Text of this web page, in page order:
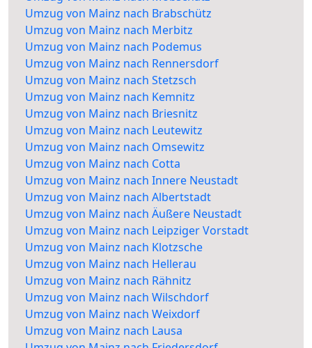
Umzug von Mainz nach Brabschütz
Umzug von Mainz nach Merbitz
Umzug von Mainz nach Podemus
Umzug von Mainz nach Rennersdorf
Umzug von Mainz nach Stetzsch
Umzug von Mainz nach Kemnitz
Umzug von Mainz nach Briesnitz
Umzug von Mainz nach Leutewitz
Umzug von Mainz nach Omsewitz
Umzug von Mainz nach Cotta
Umzug von Mainz nach Innere Neustadt
Umzug von Mainz nach Albertstadt
Umzug von Mainz nach Äußere Neustadt
Umzug von Mainz nach Leipziger Vorstadt
Umzug von Mainz nach Klotzsche
Umzug von Mainz nach Hellerau
Umzug von Mainz nach Rähnitz
Umzug von Mainz nach Wilschdorf
Umzug von Mainz nach Weixdorf
Umzug von Mainz nach Lausa